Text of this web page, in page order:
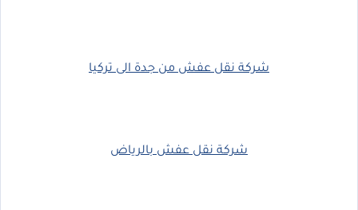
شركة نقل عفش من جدة الى تركيا
شركة نقل عفش بالرياض